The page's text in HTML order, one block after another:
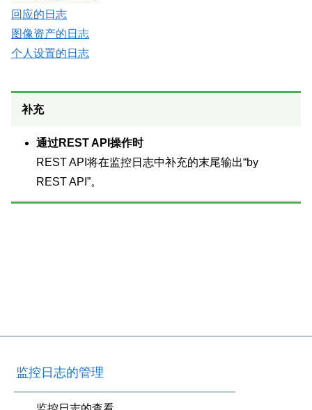
回应的日志
图像资产的日志
个人设置的日志
补充
通过REST API操作时
REST API将在监控日志中补充的末尾输出“by
REST API”。
监控日志的管理